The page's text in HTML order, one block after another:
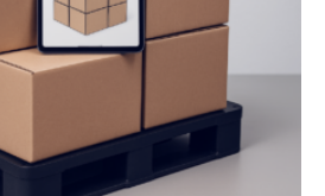
mehr – mehrere Zehntausend
Je nach Maschinentyp und